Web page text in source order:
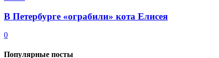
В Петербурге «ограбили» кота Елисея
0
Популярные посты